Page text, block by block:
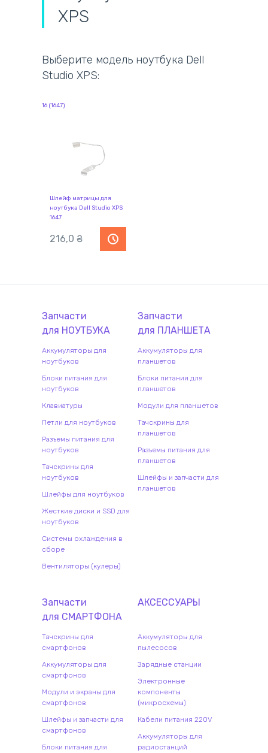
XPS
Выберите модель ноутбука Dell
Studio XPS:
16 (1647)
Шлейф матрицы для
ноутбука Dell Studio XPS
1647
216,0 ₴
Запчасти
для НОУТБУКА
Аккумуляторы для
ноутбуков
Блоки питания для
ноутбуков
Клавиатуры
Петли для ноутбуков
Разъемы питания для
ноутбуков
Тачскрины для
ноутбуков
Шлейфы для ноутбуков
Жесткие диски и SSD для
ноутбуков
Системы охлаждения в
сборе
Вентиляторы (кулеры)
Запчасти
для ПЛАНШЕТА
Аккумуляторы для
планшетов
Блоки питания для
планшетов
Модули для планшетов
Тачскрины для
планшетов
Разъемы питания для
планшетов
Шлейфы и запчасти для
планшетов
Запчасти
для СМАРТФОНА
Тачскрины для
смартфонов
Аккумуляторы для
смартфонов
Модули и экраны для
смартфонов
Шлейфы и запчасти для
смартфонов
Блоки питания для
АКСЕССУАРЫ
Аккумуляторы для
пылесосов
Зарядные станции
Электронные
компоненты
(микросхемы)
Кабели питания 220V
Аккумуляторы для
радиостанций